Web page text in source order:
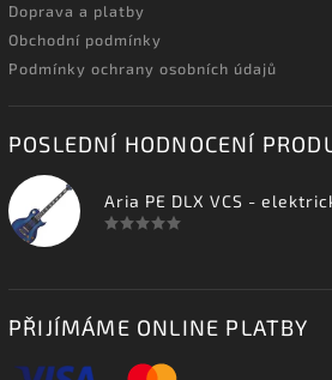
Doprava a platby
Obchodní podmínky
Podmínky ochrany osobních údajů
POSLEDNÍ HODNOCENÍ
PŘIJÍMÁME ONLINE PLATBY